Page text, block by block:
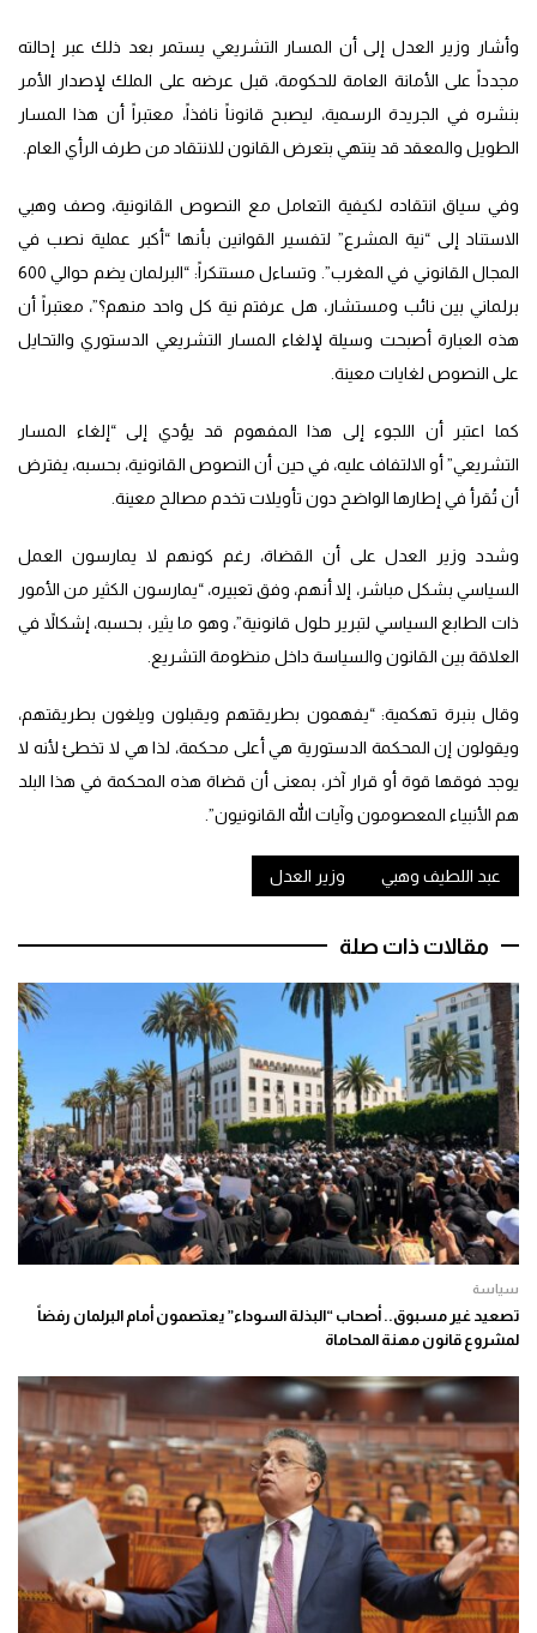
وأشار وزير العدل إلى أن المسار التشريعي يستمر بعد ذلك عبر إحالته
مجدداً على الأمانة العامة للحكومة، قبل عرضه على الملك لإصدار الأمر
بنشره في الجريدة الرسمية، ليصبح قانوناً نافذاً، معتبراً أن هذا المسار
الطويل والمعقد قد ينتهي بتعرض القانون للانتقاد من طرف الرأي العام.
وفي سياق انتقاده لكيفية التعامل مع النصوص القانونية، وصف وهبي
الاستناد إلى “نية المشرع” لتفسير القوانين بأنها “أكبر عملية نصب في
المجال القانوني في المغرب”. وتساءل مستنكراً: “البرلمان يضم حوالي 600
برلماني بين نائب ومستشار، هل عرفتم نية كل واحد منهم؟”، معتبراً أن
هذه العبارة أصبحت وسيلة لإلغاء المسار التشريعي الدستوري والتحايل
على النصوص لغايات معينة.
كما اعتبر أن اللجوء إلى هذا المفهوم قد يؤدي إلى “إلغاء المسار
التشريعي” أو الالتفاف عليه، في حين أن النصوص القانونية، بحسبه، يفترض
أن تُقرأ في إطارها الواضح دون تأويلات تخدم مصالح معينة.
وشدد وزير العدل على أن القضاة، رغم كونهم لا يمارسون العمل
السياسي بشكل مباشر، إلا أنهم، وفق تعبيره، “يمارسون الكثير من الأمور
ذات الطابع السياسي لتبرير حلول قانونية”، وهو ما يثير، بحسبه، إشكالاً في
العلاقة بين القانون والسياسة داخل منظومة التشريع.
وقال بنبرة تهكمية: “يفهمون بطريقتهم ويقبلون ويلغون بطريقتهم،
ويقولون إن المحكمة الدستورية هي أعلى محكمة، لذا هي لا تخطئ لأنه لا
يوجد فوقها قوة أو قرار آخر، بمعنى أن قضاة هذه المحكمة في هذا البلد
هم الأنبياء المعصومون وآيات الله القانونيون”.
عبد اللطيف وهبي وزير العدل
مقالات ذات صلة
سياسة
تصعيد غير مسبوق.. أصحاب “البذلة السوداء” يعتصمون أمام البرلمان رفضاً
لمشروع قانون مهنة المحاماة